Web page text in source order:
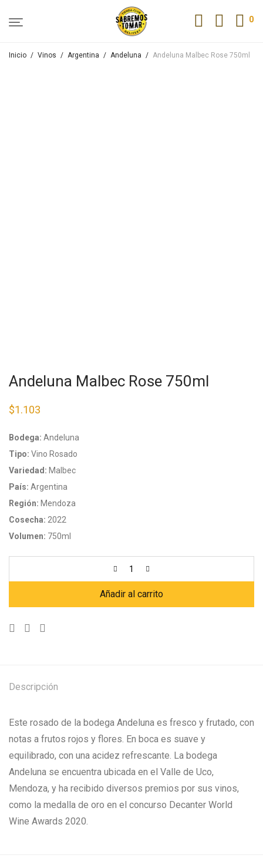
0
Inicio / Vinos / Argentina / Andeluna / Andeluna Malbec Rose 750ml
Andeluna Malbec Rose 750ml
$1.103
Bodega: Andeluna
Tipo: Vino Rosado
Variedad: Malbec
País: Argentina
Región: Mendoza
Cosecha: 2022
Volumen: 750ml
Añadir al carrito
Descripción
Este rosado de la bodega Andeluna es fresco y frutado, con
notas a frutos rojos y flores. En boca es suave y
equilibrado, con una acidez refrescante. La bodega
Andeluna se encuentra ubicada en el Valle de Uco,
Mendoza, y ha recibido diversos premios por sus vinos,
como la medalla de oro en el concurso Decanter World
Wine Awards 2020.